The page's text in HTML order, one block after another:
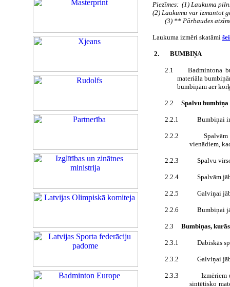
Piezīmes: (1) Laukuma
(2) Laukumu var izmantot
(3) ** Pārbaudes
Laukuma izmēri skatāmi
2. BUMBIŅA
2.1
Badmintona
materiāla
bumbiņām aer
2.2 Spalvu bumbiņa
2.2.1 Bumbiņai
2.2.2
vienādiem,
2.2.3 Spalvu
2.2.4 Spalvām
2.2.5 Galviņai
2.2.6 Bumbiņai
2.3 Bumbiņas,
2.3.1 Dabiskās
2.3.2 Galviņai
2.3.3
Izmēriem
sintētisko